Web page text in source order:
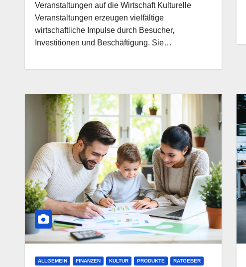
Veranstaltungen auf die Wirtschaft Kulturelle
Veranstaltungen erzeugen vielfältige
wirtschaftliche Impulse durch Besucher,
Investitionen und Beschäftigung. Sie…
ALLGEMEIN FINANZEN KULTUR PRODUKTE RATGEBER